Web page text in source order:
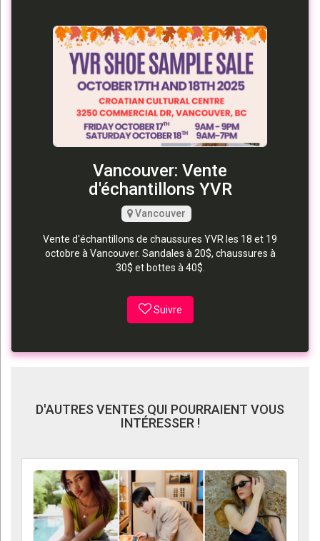
Vancouver: Vente
d'échantillons YVR
Vancouver
Vente d'échantillons de chaussures YVR les 18 et 19
octobre à Vancouver. Sandales à 20$, chaussures à
30$ et bottes à 40$.
Suivre
D'AUTRES VENTES QUI POURRAIENT VOUS
INTÉRESSER !